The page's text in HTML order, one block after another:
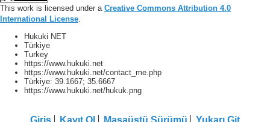
This work is licensed under a Creative Commons Attribution 4.0
International License
Hukuki NET
Türkiye
Turkey
https://www.hukuki.net
https://www.hukuki.net/contact_me.php
Türkiye: 39.1667; 35.6667
https://www.hukuki.net/hukuk.png
Giriş Kayıt Ol Masaüstü Sürümü Yukarı Git